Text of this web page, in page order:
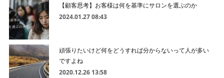
【顧客思考】お客様は何を基準にサロンを選ぶのか
2024.01.27 08:43
頑張りたいけど何をどうすれば分からないって人が多い
ですよね
2020.12.26 13:58